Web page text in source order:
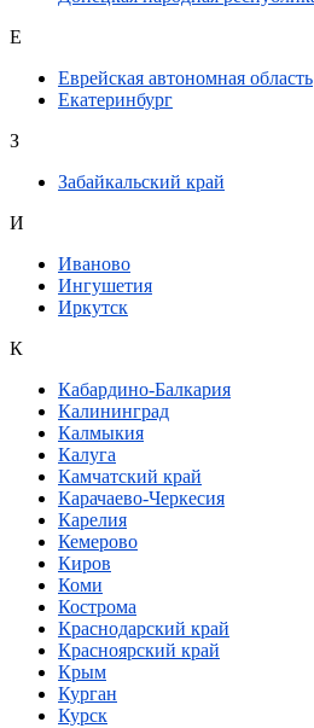
Е
Еврейская автономная область
Екатеринбург
З
Забайкальский край
И
Иваново
Ингушетия
Иркутск
К
Кабардино-Балкария
Калининград
Калмыкия
Калуга
Камчатский край
Карачаево-Черкесия
Карелия
Кемерово
Киров
Коми
Кострома
Краснодарский край
Красноярский край
Крым
Курган
Курск